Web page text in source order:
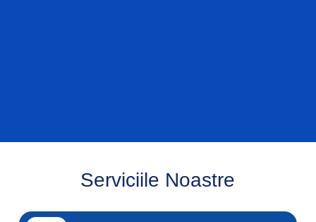
Serviciile Noastre